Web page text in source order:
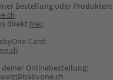
Bestellung oder Produkten:
direkt hier.
Card:
deiner Onlinebestellung: